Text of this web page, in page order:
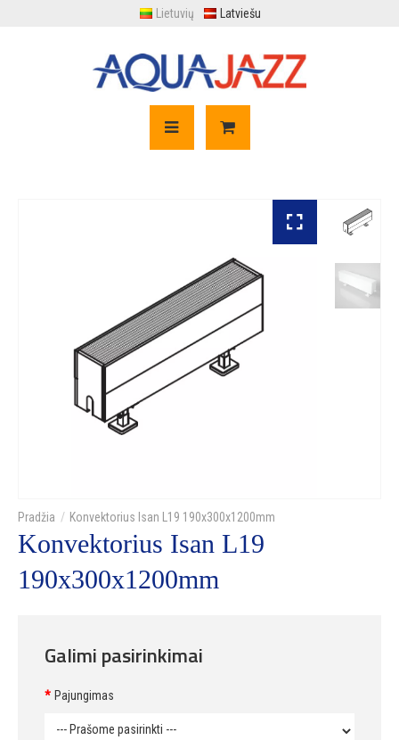
Lietuvių Latviešu
Konvektorius Isan L19 190x300x1200mm
Konvektorius Isan L19
190x300x1200mm
Galimi pasirinkimai
Pajungimas